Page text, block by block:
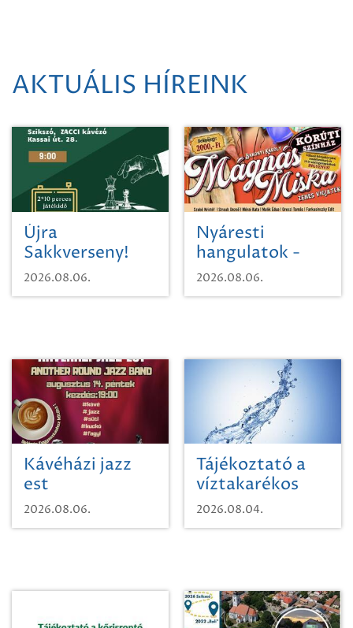
AKTUÁLIS HÍREINK
Újra
Sakkverseny!
2026.08.06.
Nyáresti
hangulatok -
Mágnás Miska
2026.08.06.
Kávéházi jazz
est
2026.08.06.
Tájékoztató a
víztakarékos
vízhasználatról
2026.08.04.